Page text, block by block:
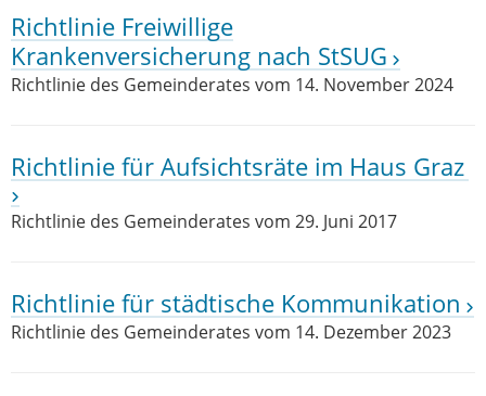
Richtlinie Freiwillige
Krankenversicherung nach StSUG
Richtlinie des Gemeinderates vom 14. November 2024
Richtlinie für Aufsichtsräte im Haus Graz
Richtlinie des Gemeinderates vom 29. Juni 2017
Richtlinie für städtische Kommunikation
Richtlinie des Gemeinderates vom 14. Dezember 2023